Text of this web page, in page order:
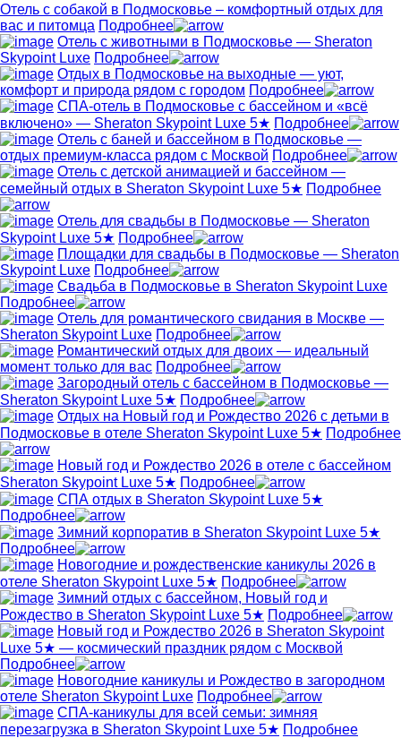
Отель с собакой в Подмосковье – комфортный отдых для
вас и питомца Подробнее
Отель с животными в Подмосковье — Sheraton
Skypoint Luxe Подробнее
Отдых в Подмосковье на выходные — уют,
комфорт и природа рядом с городом Подробнее
СПА-отель в Подмосковье с бассейном и «всё
включено» — Sheraton Skypoint Luxe 5★ Подробнее
Отель с баней и бассейном в Подмосковье —
отдых премиум-класса рядом с Москвой Подробнее
Отель с детской анимацией и бассейном —
семейный отдых в Sheraton Skypoint Luxe 5★ Подробнее
Отель для свадьбы в Подмосковье — Sheraton
Skypoint Luxe 5★ Подробнее
Площадки для свадьбы в Подмосковье — Sheraton
Skypoint Luxe Подробнее
Свадьба в Подмосковье в Sheraton Skypoint Luxe
Подробнее
Отель для романтического свидания в Москве —
Sheraton Skypoint Luxe Подробнее
Романтический отдых для двоих — идеальный
момент только для вас Подробнее
Загородный отель с бассейном в Подмосковье —
Sheraton Skypoint Luxe 5★ Подробнее
Отдых на Новый год и Рождество 2026 с детьми в
Подмосковье в отеле Sheraton Skypoint Luxe 5★ Подробнее
Новый год и Рождество 2026 в отеле с бассейном
Sheraton Skypoint Luxe 5★ Подробнее
СПА отдых в Sheraton Skypoint Luxe 5★
Подробнее
Зимний корпоратив в Sheraton Skypoint Luxe 5★
Подробнее
Новогодние и рождественские каникулы 2026 в
отеле Sheraton Skypoint Luxe 5★ Подробнее
Зимний отдых с бассейном, Новый год и
Рождество в Sheraton Skypoint Luxe 5★ Подробнее
Новый год и Рождество 2026 в Sheraton Skypoint
Luxe 5★ — космический праздник рядом с Москвой
Подробнее
Новогодние каникулы и Рождество в загородном
отеле Sheraton Skypoint Luxe Подробнее
СПА-каникулы для всей семьи: зимняя
перезагрузка в Sheraton Skypoint Luxe 5★ Подробнее